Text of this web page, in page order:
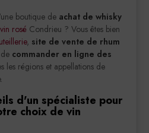
boutique de achat de whisky
rosé Condrieu ? Vous êtes bien
, site de vente de rhum
commander en ligne des
les régions et appellations de
d'un spécialiste pour
choix de vin